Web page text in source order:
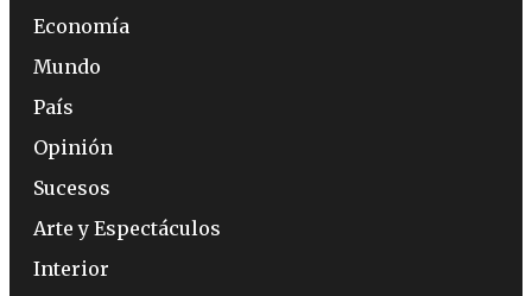
Economía
Mundo
País
Opinión
Sucesos
Arte y Espectáculos
Interior